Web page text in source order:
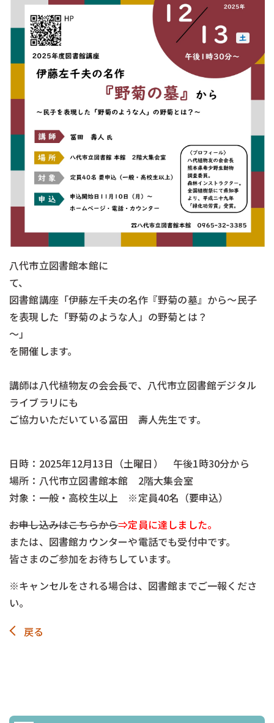
八代市立図書館本館に
図書館講座「伊藤左千夫の名作『野菊の墓』から～民子
を表現した「野菊のような人」の野菊とは？
～」
を開催します。
講師は八代植物友の会会長で、八代市立図書館デジタル
ライブラリにも
ご協力いただいている冨田 壽人先生です。
日時：2025年12月13日（土曜日） 午後1時30分から
場所：八代市立図書館本館 2階大集会室
対象：一般・高校生以上 ※定員40名（要申込）
お申し込みはこちらから⇒定員に達しました。
または、図書館カウンターや電話でも受付中です。
皆さまのご参加をお待ちしています。
※キャンセルをされる場合は、図書館までご一報くださ
い。
戻る